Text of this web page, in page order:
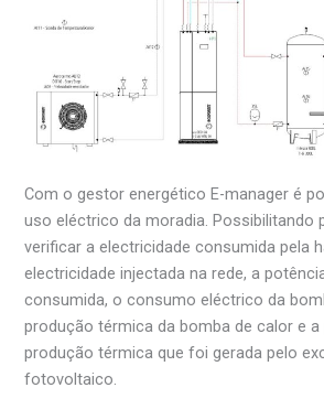
Com o gestor energético E-manager é
uso eléctrico da moradia. Possibilitando
verificar a electricidade consumida pela
electricidade injectada na rede, a
consumida, o consumo eléctrico da
produção térmica da bomba de calor e
produção térmica que foi gerada pelo
fotovoltaico.